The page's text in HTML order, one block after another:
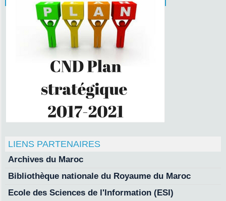
LIENS PARTENAIRES
Archives du Maroc
Bibliothèque nationale du Royaume du Maroc
Ecole des Sciences de l'Information (ESI)